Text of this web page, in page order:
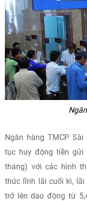
Ngân hàng TMCP
tục huy động tiền
tháng) với các hình
thức lĩnh lãi cuối kì,
trở lên dao động từ